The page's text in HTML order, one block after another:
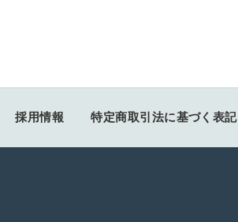
採用情報 特定商取引法に基づく表記